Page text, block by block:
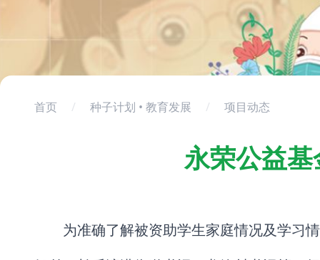
首页 / 种子计划 • 教育发展 / 项目动态
永荣公益
为准确了解被资助学生家庭情况及学习